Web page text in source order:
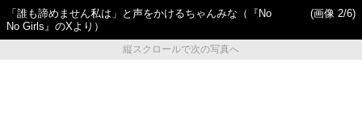
「誰も諦めません私は」と声をかけるちゃんみな（『No
No Girls』のXより）
(画像 2/6)
縦スクロールで次の写真へ